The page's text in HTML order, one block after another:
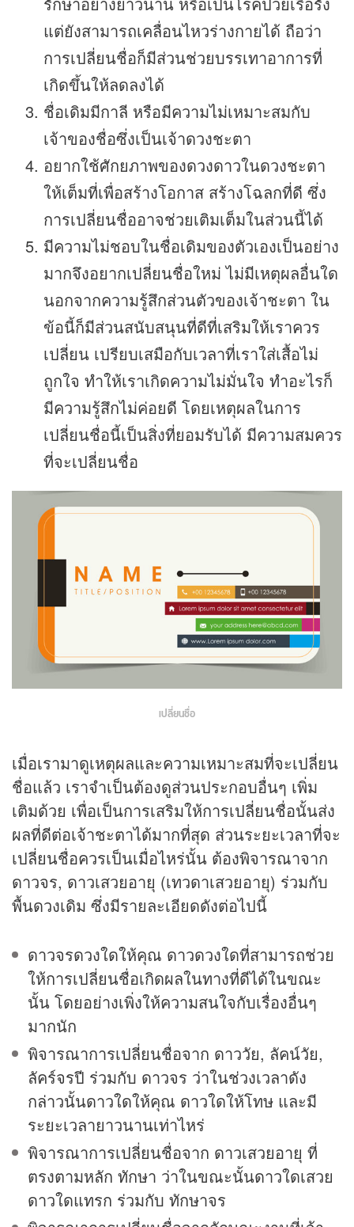
แต่ยังสามารถเคลื่อนไหวร่างกายได้ ถือว่า
การเปลี่ยนชื่อก็มีส่วนช่วยบรรเทาอาการที่
เกิดขึ้นให้ลดลงได้
ชื่อเดิมมีกาลี หรือมีความไม่เหมาะสมกับ
เจ้าของชื่อซึ่งเป็นเจ้าดวงชะตา
อยากใช้ศักยภาพของดวงดาวในดวงชะตา
ให้เต็มที่เพื่อสร้างโอกาส สร้างโฉลกที่ดี ซึ่ง
การเปลี่ยนชื่ออาจช่วยเติมเต็มในส่วนนี้ได้
มีความไม่ชอบในชื่อเดิมของตัวเองเป็นอย่าง
มากจึงอยากเปลี่ยนชื่อใหม่ ไม่มีเหตุผลอื่นใด
นอกจากความรู้สึกส่วนตัวของเจ้าชะตา ใน
ข้อนี้ก็มีส่วนสนับสนุนที่ดีที่เสริมให้เราควร
เปลี่ยน เปรียบเสมือกับเวลาที่เราใส่เสื้อไม่
ถูกใจ ทำให้เราเกิดความไม่มั่นใจ ทำอะไรก็
มีความรู้สึกไม่ค่อยดี โดยเหตุผลในการ
เปลี่ยนชื่อนี้เป็นสิ่งที่ยอมรับได้ มีความสมควร
ที่จะเปลี่ยนชื่อ
เปลี่ยนชื่อ
เมื่อเรามาดูเหตุผลและความเหมาะสมที่จะเปลี่ยน
ชื่อแล้ว เราจำเป็นต้องดูส่วนประกอบอื่นๆ เพิ่ม
เติมด้วย เพื่อเป็นการเสริมให้การเปลี่ยนชื่อนั้นส่ง
ผลที่ดีต่อเจ้าชะตาได้มากที่สุด ส่วนระยะเวลาที่จะ
เปลี่ยนชื่อควรเป็นเมื่อไหร่นั้น ต้องพิจารณาจาก
ดาวจร, ดาวเสวยอายุ (เทวดาเสวยอายุ) ร่วมกับ
พื้นดวงเดิม ซึ่งมีรายละเอียดดังต่อไปนี้
ดาวจรดวงใดให้คุณ ดาวดวงใดที่สามารถช่วย
ให้การเปลี่ยนชื่อเกิดผลในทางที่ดีได้ในขณะ
นั้น โดยอย่างเพิ่งให้ความสนใจกับเรื่องอื่นๆ
มากนัก
พิจารณาการเปลี่ยนชื่อจาก ดาววัย, ลัคน์วัย,
ลัคร์จรปี ร่วมกับ ดาวจร ว่าในช่วงเวลาดัง
กล่าวนั้นดาวใดให้คุณ ดาวใดให้โทษ และมี
ระยะเวลายาวนานเท่าไหร่
พิจารณาการเปลี่ยนชื่อจาก ดาวเสวยอายุ ที่
ตรงตามหลัก ทักษา ว่าในขณะนั้นดาวใดเสวย
ดาวใดแทรก ร่วมกับ ทักษาจร